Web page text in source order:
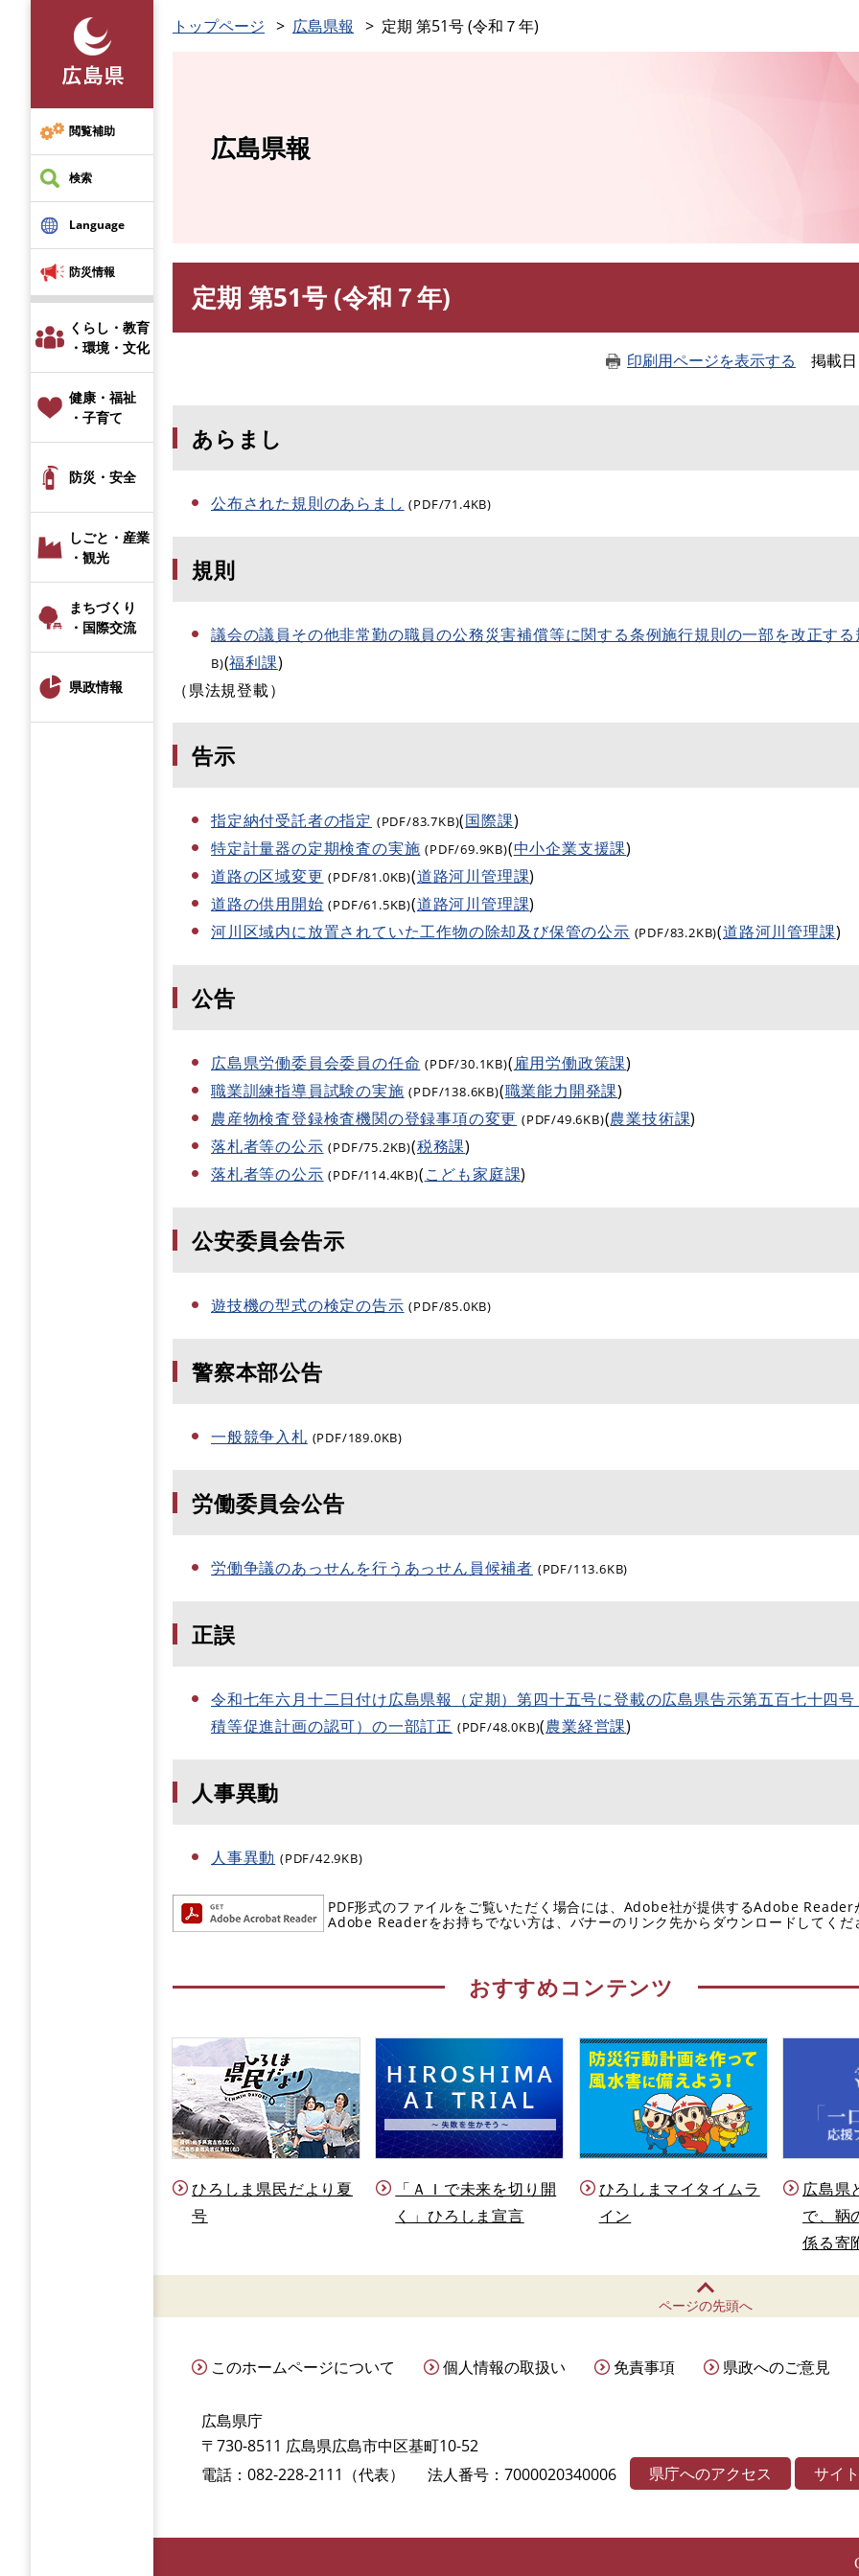
先
頭
で
す
閲覧補助
検索
Language
防災情報
くらし・教育
・環境・文化
健康・福祉
・子育て
防災・安全
しごと・産業
・観光
まちづくり
・国際交流
県政情報
トップページ 広島県報 定期 第51号 (令和７年)
広島県報
定期 第51号 (令和７年)
印刷用ページを表示する 掲載日
あらまし
公布された規則のあらまし (PDF/71.4KB)
規則
議会の議員その他非常勤の職員の公務災害補償等に関する条例施行規則の一部を改正する
B)(福利課)
（県法規登載）
告示
指定納付受託者の指定 (PDF/83.7KB)(国際課)
特定計量器の定期検査の実施 (PDF/69.9KB)(中小企業支援課)
道路の区域変更 (PDF/81.0KB)(道路河川管理課)
道路の供用開始 (PDF/61.5KB)(道路河川管理課)
河川区域内に放置されていた工作物の除却及び保管の公示 (PDF/83.2KB)(道路河川管理課)
公告
広島県労働委員会委員の任命 (PDF/30.1KB)(雇用労働政策課)
職業訓練指導員試験の実施 (PDF/138.6KB)(職業能力開発課)
農産物検査登録検査機関の登録事項の変更 (PDF/49.6KB)(農業技術課)
落札者等の公示 (PDF/75.2KB)(税務課)
落札者等の公示 (PDF/114.4KB)(こども家庭課)
公安委員会告示
遊技機の型式の検定の告示 (PDF/85.0KB)
警察本部公告
一般競争入札 (PDF/189.0KB)
労働委員会公告
労働争議のあっせんを行うあっせん員候補者 (PDF/113.6KB)
正誤
令和七年六月十二日付け広島県報（定期）第四十五号に登載の広島県告示第五百七十四
積等促進計画の認可）の一部訂正 (PDF/48.0KB)(農業経営課)
人事異動
人事異動 (PDF/42.9KB)
PDF形式のファイルをご覧いただく場合には、Adobe社が提供するAdobe Reader
Adobe Readerをお持ちでない方は、バナーのリンク先からダウンロードしてくだ
おすすめコンテンツ
ひろしま県民だより夏
号
「ＡＩで未来を切り開
く」ひろしま宣言
ひろしまマイタイムラ
イン
広島県
で、鞆
係る寄
ページの先頭へ
このホームページについて 個人情報の取扱い 免責事項 県政へのご意見
広島県庁
〒730-8511 広島県広島市中区基町10-52
電話：082-228-2111（代表）
法人番号：7000020340006 県庁へのアクセス サイ